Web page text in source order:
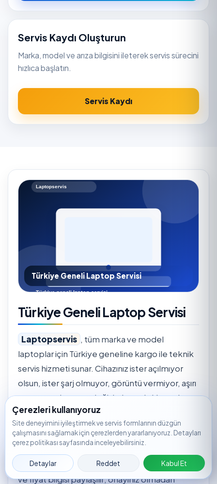
🟢 WhatsApp 📞 📝
Servis
Kaydı
🔎Takip
Servis Kaydı Oluşturun
Marka, model ve arıza bilgisini ileterek servis sürecini
hızlıca başlatın.
Servis Kaydı
Türkiye Geneli Laptop Servisi
Türkiye Geneli Laptop Servisi
Laptopservis , tüm marka ve model
laptoplar için Türkiye geneline kargo ile teknik
servis hizmeti sunar. Cihazınız ister açılmıyor
olsun, ister şarj olmuyor, görüntü vermiyor, aşırı
ısınıyor ya da parça değişimi gerektiriyor olsun;
servis kaydı oluşturarak süreci hızlıca
başlatabilirsiniz.
Servis merkezine ulaşan cihazlar için önce arıza
tespiti yapılır. Tespit sonrasında işlem kapsamı
ve fiyat bilgisi paylaşılır; onayınız olmadan
Çerezleri kullanıyoruz
Site deneyimini iyileştirmek ve servis formlarının düzgün
çalışmasını sağlamak için çerezlerden yararlanıyoruz. Detayları
çerez politikası sayfasında inceleyebilirsiniz.
Detaylar Reddet Kabul Et